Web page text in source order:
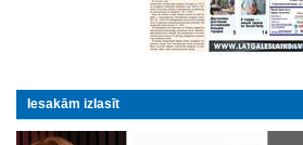
Iesakām izlasīt